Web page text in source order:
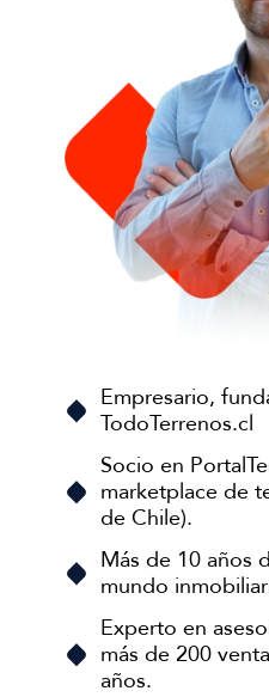
Empresario,
TodoTerrenos.cl
Socio en
marketplace de
de Chile).
Más de 10 años
mundo
Experto en
más de 200
años.